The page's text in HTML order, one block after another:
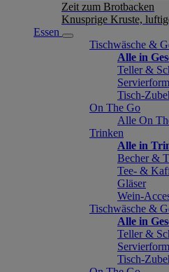
Zeit zum Brotbacken
Knusprige Kruste,
Essen
Tischwäsche &
Alle in
Teller &
Tisch-
On The Go
Alle On
Trinken
Alle in
Becher &
Tee- &
Gläser
Wein-
Tischwäsche &
Alle in
Teller &
Tisch-